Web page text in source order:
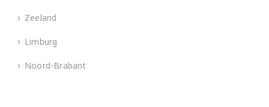
Zeeland
Limburg
Noord-Brabant